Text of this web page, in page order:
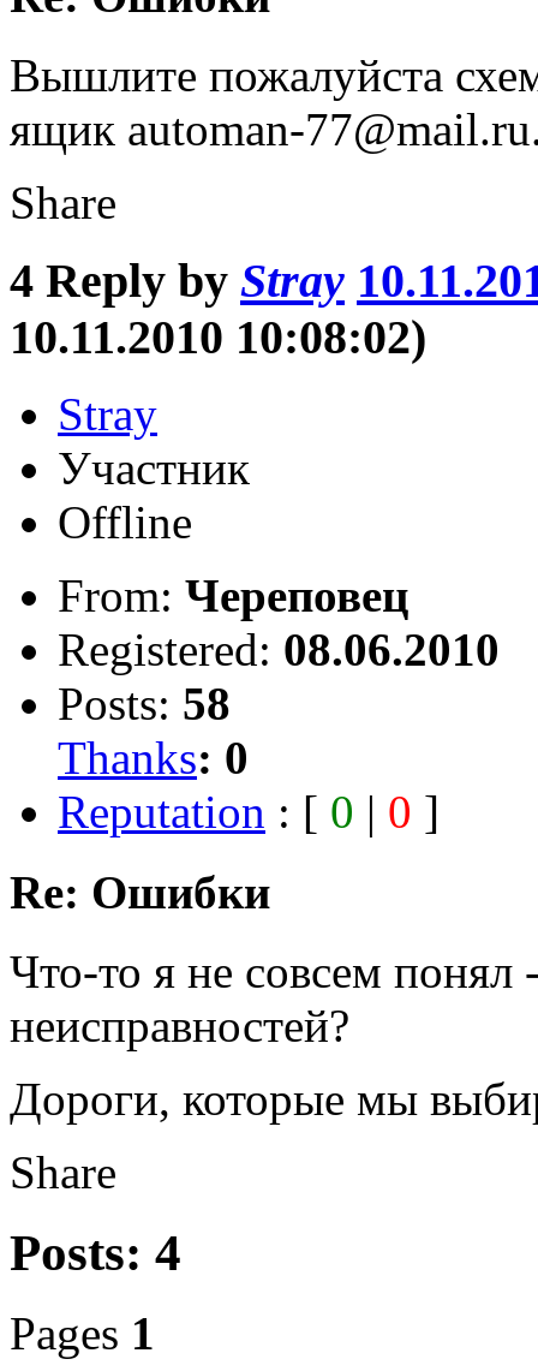
Вышлите пожалуйста
ящик automan-
Share
4 Reply by Stray
10.11.2010 10:08:02)
Stray
Участник
Offline
From: Череповец
Registered: 08.06.2010
Posts: 58
Thanks: 0
Reputation : [ 0 | 0 ]
Re: Ошибки
Что-то я не совсем понял
неисправностей?
Дороги, которые мы
Share
Posts: 4
Pages 1